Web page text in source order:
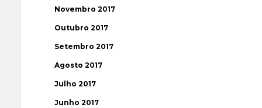
Novembro 2017
Outubro 2017
Setembro 2017
Agosto 2017
Julho 2017
Junho 2017